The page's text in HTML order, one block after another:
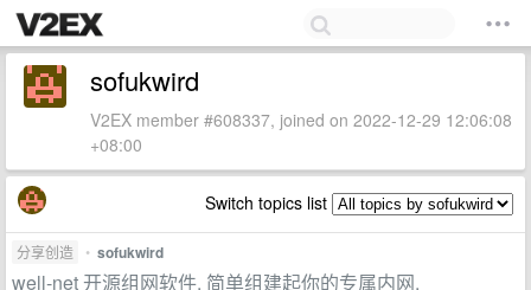
sofukwird
V2EX member #608337, joined on 2022-12-29 12:06:08
+08:00
Switch topics list
分享创造 • sofukwird
well-net 开源组网软件, 简单组建起你的专属内网,